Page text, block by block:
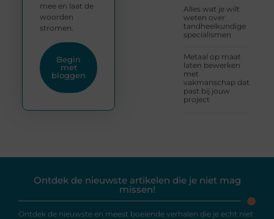
Alles wat je wilt
weten over
tandheelkundige
specialismen
Metaal op maat
laten bewerken
met
vakmanschap dat
past bij jouw
project
mee en laat de
woorden
stromen.
Begin
met
bloggen
Ontdek de nieuwste artikelen die je niet mag
missen!
Ontdek de nieuwste en meest boeiende verhalen die je echt niet